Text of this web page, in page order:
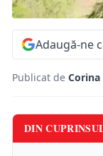
Adaugă-ne
Publicat de Corina
DIN